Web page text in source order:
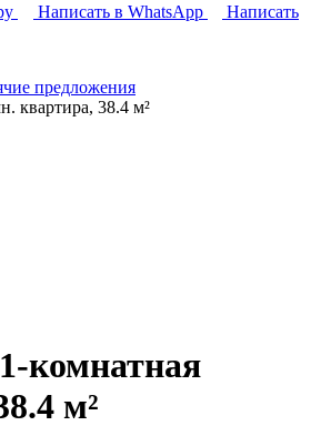
Написать в WhatsApp
Написать
предложения
квартира, 38.4 м²
комнатная
м²